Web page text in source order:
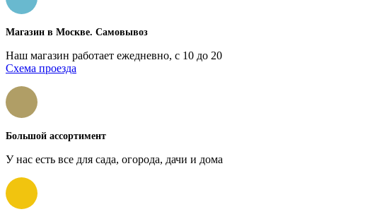
Магазин в Москве. Самовывоз
Наш магазин работает ежедневно, с 10 до 20
Схема проезда
Большой ассортимент
У нас есть все для сада, огорода, дачи и дома